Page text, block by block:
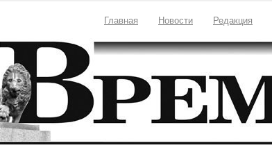
Главная Новости Редакция